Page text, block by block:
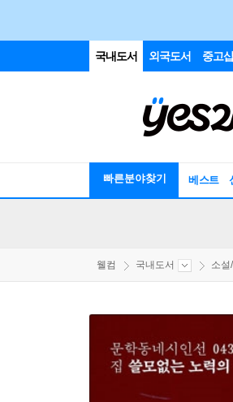
국내도서 외국도서 중고샵
빠른분야찾기 베스트
웰컴 국내도서 소설